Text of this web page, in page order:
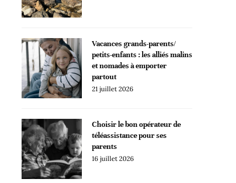
Vacances grands-parents/
petits-enfants : les alliés malins
et nomades à emporter
partout
21 juillet 2026
Choisir le bon opérateur de
téléassistance pour ses
parents
16 juillet 2026